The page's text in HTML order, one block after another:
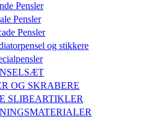
Pensler
Pensler
Pensler
og stikkere
OG SKRABERE
SLIBEARTIKLER